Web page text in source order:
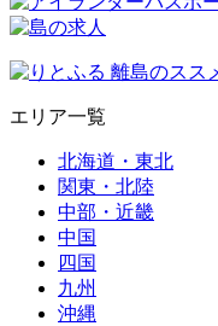
エリア一覧
北海道・東北
関東・北陸
中部・近畿
中国
四国
九州
沖縄